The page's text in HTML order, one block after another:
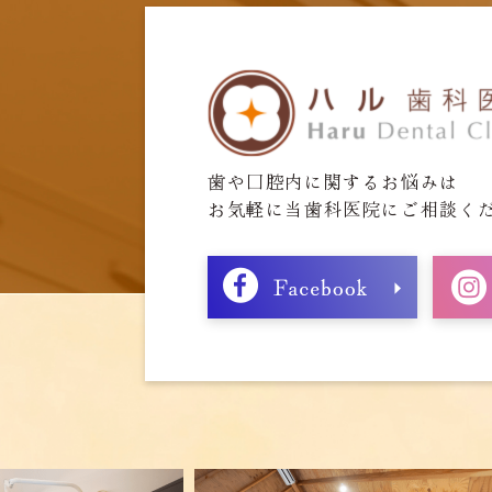
歯や口腔内に関するお悩みは
お気軽に当歯科医院にご相談く